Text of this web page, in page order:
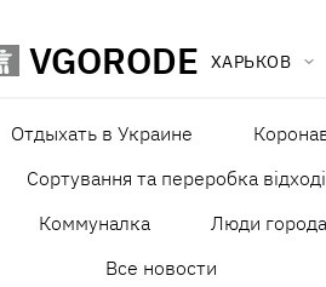
VGORODE ХАРЬКОВ
Отдыхать в Украине
Сортування та переробка
Коммуналка Люди города
Все новости